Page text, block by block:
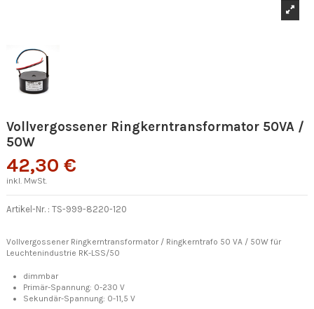
Vollvergossener Ringkerntransformator 50VA /
50W
42,30 €
inkl. MwSt.
Artikel-Nr. : TS-999-8220-120
Vollvergossener Ringkerntransformator / Ringkerntrafo 50 VA / 50W für
Leuchtenindustrie RK-LSS/50
dimmbar
Primär-Spannung: 0-230 V
Sekundär-Spannung: 0-11,5 V